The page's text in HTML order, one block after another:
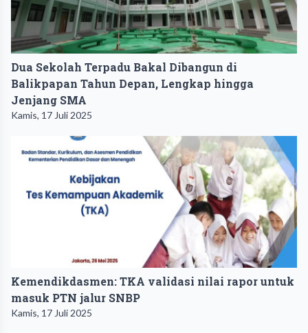
Dua Sekolah Terpadu Bakal Dibangun di
Balikpapan Tahun Depan, Lengkap hingga
Jenjang SMA
Kamis, 17 Juli 2025
Kemendikdasmen: TKA validasi nilai rapor untuk
masuk PTN jalur SNBP
Kamis, 17 Juli 2025